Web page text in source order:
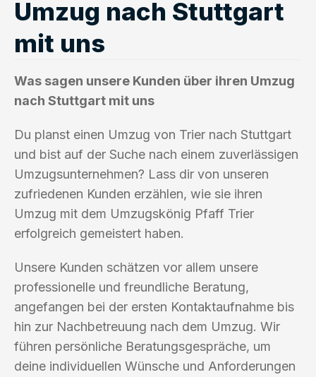
Umzug nach Stuttgart
mit uns
Was sagen unsere Kunden über ihren Umzug
nach Stuttgart mit uns
Du planst einen Umzug von Trier nach Stuttgart
und bist auf der Suche nach einem zuverlässigen
Umzugsunternehmen? Lass dir von unseren
zufriedenen Kunden erzählen, wie sie ihren
Umzug mit dem Umzugskönig Pfaff Trier
erfolgreich gemeistert haben.
Unsere Kunden schätzen vor allem unsere
professionelle und freundliche Beratung,
angefangen bei der ersten Kontaktaufnahme bis
hin zur Nachbetreuung nach dem Umzug. Wir
führen persönliche Beratungsgespräche, um
deine individuellen Wünsche und Anforderungen